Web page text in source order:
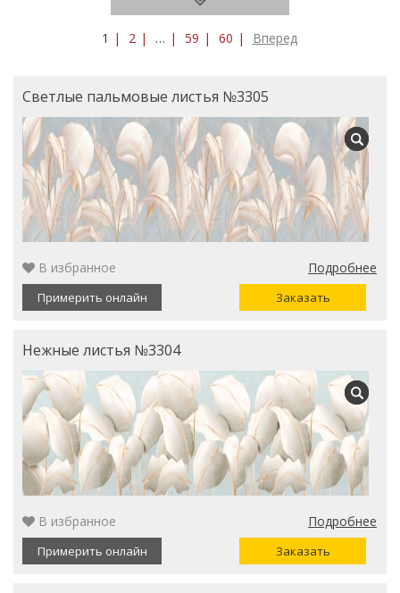
1 2 … 59 60 Вперед
Светлые пальмовые листья №3305
В избранное Подробнее
Примерить онлайн Заказать
Нежные листья №3304
В избранное Подробнее
Примерить онлайн Заказать